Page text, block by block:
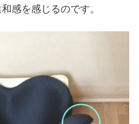
感を感じるのです。